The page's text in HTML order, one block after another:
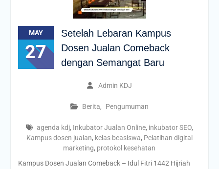
MAY
27
Setelah Lebaran Kampus
Dosen Jualan Comeback
dengan Semangat Baru
Admin KDJ
Berita, Pengumuman
agenda kdj, Inkubator Jualan Online, inkubator SEO,
Kampus dosen jualan, kelas beasiswa, Pelatihan digital
marketing, protokol kesehatan
Kampus Dosen Jualan Comeback – Idul Fitri 1442 Hijriah